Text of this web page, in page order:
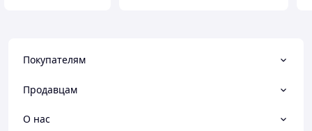
Покупателям
Продавцам
О нас